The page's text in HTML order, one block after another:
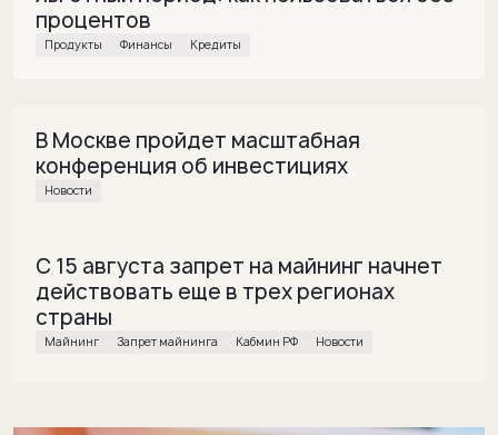
процентов
Продукты финансы кредиты
В Москве пройдет масштабная
конференция об инвестициях
Новости
С 15 августа запрет на майнинг начнет
действовать еще в трех регионах
страны
майнинг Запрет майнинга Кабмин РФ Новости